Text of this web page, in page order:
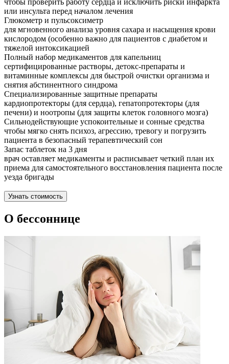
чтобы проверить работу сердца и исключить риски инфаркта
или инсульта перед началом лечения
Глюкометр и пульсоксиметр
для мгновенного анализа уровня сахара и насыщения крови
кислородом (особенно важно для пациентов с диабетом и
тяжелой интоксикацией
Полный набор медикаментов для капельниц
сертифицированные растворы, детокс-препараты и
витаминные комплексы для быстрой очистки организма и
снятия абстинентного синдрома
Специализированные защитные препараты
кардиопротекторы (для сердца), гепатопротекторы (для
печени) и ноотропы (для защиты клеток головного мозга)
Сильнодействующие успокоительные и сонные средства
чтобы мягко снять психоз, агрессию, тревогу и погрузить
пациента в безопасный терапевтический сон
Запас таблеток на 3 дня
врач оставляет медикаменты и расписывает четкий план их
приема для самостоятельного восстановления пациента после
уезда бригады
Узнать стоимость
О бессоннице